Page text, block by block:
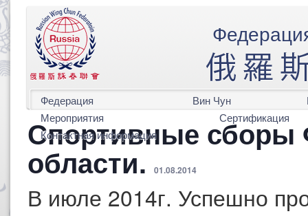
Федерация Вин Чун
Мероприятия
Сертификация
Контактная информация
Спортивные сборы
области. 01.08.2014
В июле 2014г. Успешно